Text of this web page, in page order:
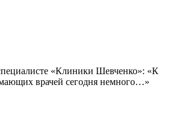
«Клиники Шевченко»: «К
врачей сегодня немного…»